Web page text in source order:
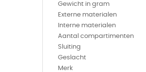
Gewicht in gram
Externe materialen
Interne materialen
Aantal compartimenten
Sluiting
Geslacht
Merk